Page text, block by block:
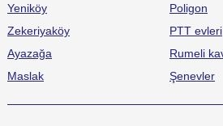
Yeniköy
Poligon
Zekeriyaköy
PTT evleri
Ayazağa
Rumeli
Maslak
Şenevler